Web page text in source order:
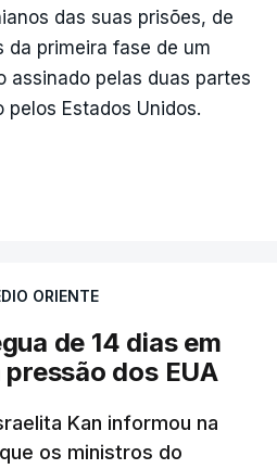
das suas prisões, de
da primeira fase de um
assinado pelas duas partes
Estados Unidos.
ORIENTE
de 14 dias em
dos EUA
Kan informou na
os ministros do